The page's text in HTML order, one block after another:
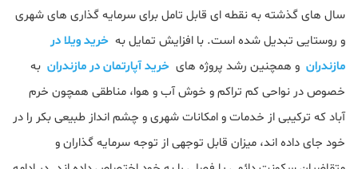
سال‌ های گذشته به نقطه‌ ای قابل‌ تامل برای سرمایه‌ گذاری‌ های شهری
و روستایی تبدیل شده است. با افزایش تمایل به خرید ویلا در
مازندران و همچنین رشد پروژه‌ های خرید آپارتمان در مازندران به‌
خصوص در نواحی کم‌ تراکم و خوش‌ آب‌ و هوا، مناطقی همچون خرم‌
آباد که ترکیبی از خدمات و امکانات شهری و چشم انداز طبیعی بکر را در
خود جای داده‌ اند، میزان قابل توجهی از توجه سرمایه‌ گذاران و